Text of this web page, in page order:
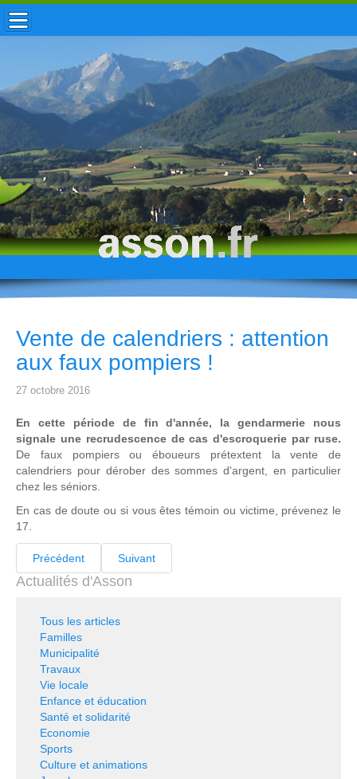
ACCUEIL / INFOS
MUNICIPALITÉ
VIE LOCALE
ENFANCE
TOURISME
HISTOIRE
Vente de calendriers : attention
aux faux pompiers !
27 octobre 2016
En cette période de fin d'année, la gendarmerie nous
signale une recrudescence de cas d'escroquerie par ruse.
De faux pompiers ou éboueurs prétextent la vente de
calendriers pour dérober des sommes d'argent, en particulier
chez les séniors.
En cas de doute ou si vous êtes témoin ou victime, prévenez le
17.
Précédent Suivant
Actualités d'Asson
Tous les articles
Familles
Municipalité
Travaux
Vie locale
Enfance et éducation
Santé et solidarité
Economie
Sports
Culture et animations